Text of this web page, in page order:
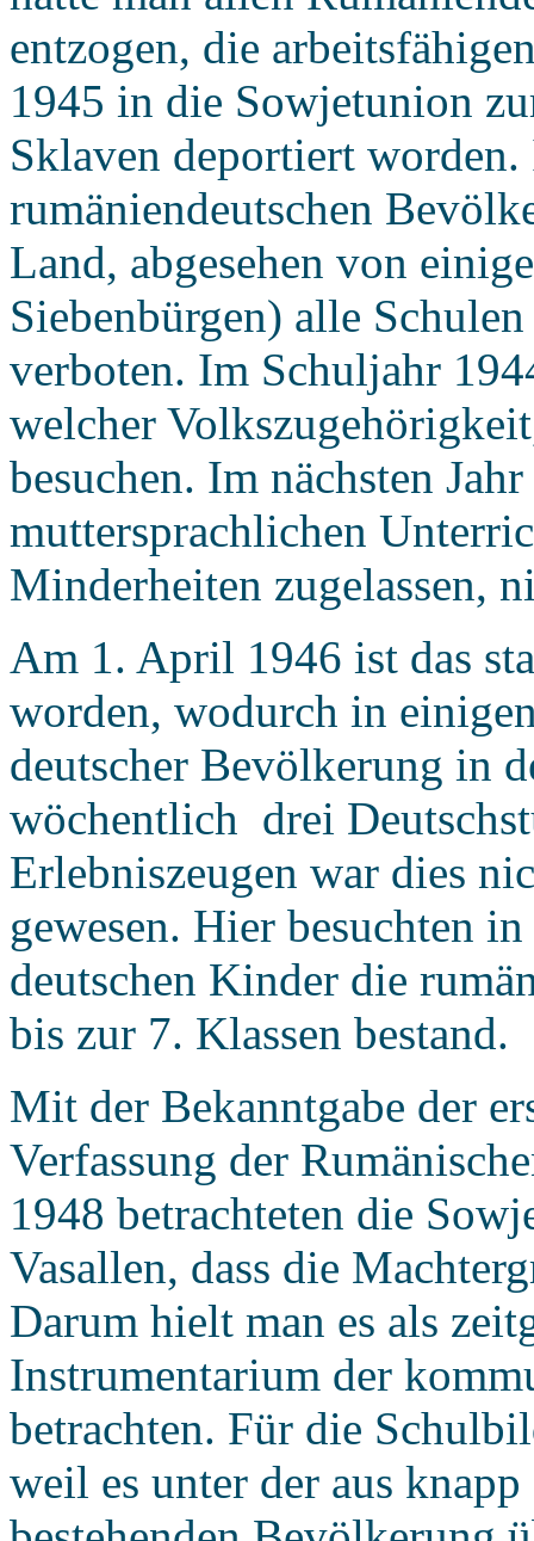
entzogen, die
1945 in die Sowjetunion
Sklaven deportiert
rumäniendeutschen
Land, abgesehen von
Siebenbürgen) alle
verboten. Im Schuljahr
welcher
besuchen. Im nächsten
muttersprachlichen
Minderheiten zugelassen,
Am 1. April 1946 ist das
worden, wodurch in
deutscher Bevölkerung in
wöchentlich drei
Erlebniszeugen war dies
gewesen. Hier besuchten
deutschen Kinder die
bis zur 7. Klassen bestand.
Mit der Bekanntgabe der
Verfassung der
1948 betrachteten die
Vasallen, dass die
Darum hielt man es als
Instrumentarium der
betrachten. Für die
weil es unter der aus